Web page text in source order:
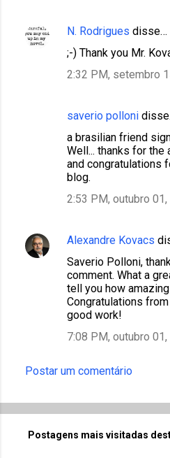
N. Rodrigues disse…
;-) Thank you Mr.
2:32 PM, setembro
saverio polloni
a brasilian friend
Well... thanks for the
and congratulations
blog.
2:53 PM, outubro
Alexandre Kovacs
Saverio Polloni,
comment. What a
tell you how
Congratulations
good work!
7:08 PM, outubro
Postar um comentário
Postagens mais visitadas